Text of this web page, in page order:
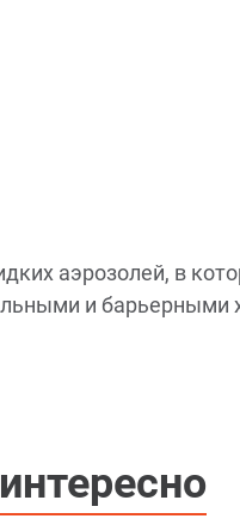
аэрозолей, в
и барьерными